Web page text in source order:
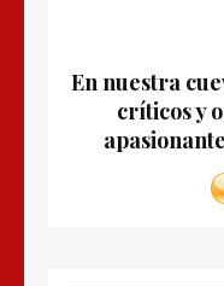
En nuestra
críticos y